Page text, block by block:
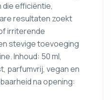
die efficiëntie,
resultaten zoekt
irriterende
stevige toevoeging
Inhoud: 50 ml,
parfumvrij, vegan en
na opening: